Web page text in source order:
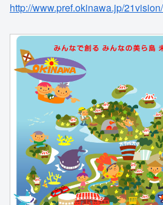
http://www.pref.okinawa.jp/